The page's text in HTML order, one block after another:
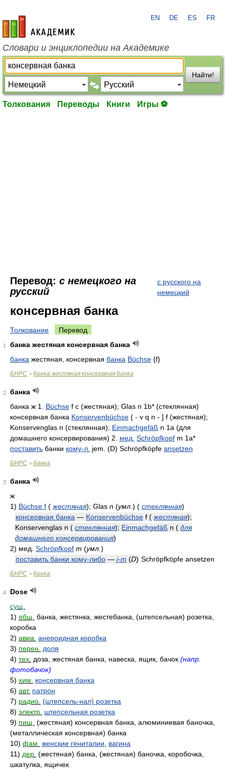
academic.ru
EN DE ES FR
Словари и энциклопедии на Академике
Найти!
Толкования Переводы Книги Игры ⚽
Перевод: с немецкого на
русский
с русского на
немецкий
консервная банка
Толкование Перевод
1
банка жестяная консервная банка
банка жестяная, консервная банка Büchse {f}
БНРС > банка жестяная консервная банка
2
банка
банка ж 1. Büchse f c (жестяная); Glas n 1b* (стеклянная)
консервная банка Konservenbüchse ( - v q n - ] f (жестяная);
Konservenglas n (стеклянная); Einmachgefäß n 1a (для
домашнего консервирования) 2. мед. Schröpfkopf m 1a*
поставить банки кому-л. jem. (D) Schröpfköpfe ansetzen
БНРС > банка
3
банка
ж
1) Büchse f ( жестяная); Glas n (умл. ) ( стеклянная)
консервная банка — Konservenbüchse f ( жестяная);
Konservenglas n ( стеклянная); Einmachgefäß n ( для
домашнего консервирования)
2) мед. Schröpfkopf m (умл. )
поставить банки кому-либо — j-m (D) Schröpfköpfe ansetzen
БНРС > банка
4
Dose
сущ.
1) общ. банка, жестянка, жестебанка, (штепсельная) розетка,
коробка
2) авиа. анероидная коробка
3) перен.
доля
4) тех. доза, жестяная банка, навеска, ящик, бачок (напр.
фотобачок)
5) хим.
консервная банка
6) авт. патрон
7) радио. (штепсель-нал) розетка
8) электр. штепсельная розетка
9) пищ. (жестяная) консервная банка, алюминиевая баночка,
(металлическая консервная) банка
10) фам. женские гениталии
вагина
11) дер. (жестяная) банка, (жестяная) баночка, коробочка,
шкатулка, ящичек